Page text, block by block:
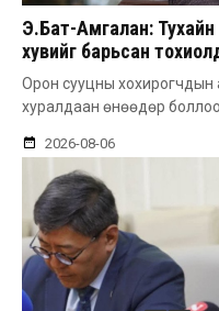
Э.Бат-Амгалан:
хувийг барьсан
авдаг болгоно
Орон сууцны хохирогчдын
хуралдаан өнөөдөр
2026-08-06